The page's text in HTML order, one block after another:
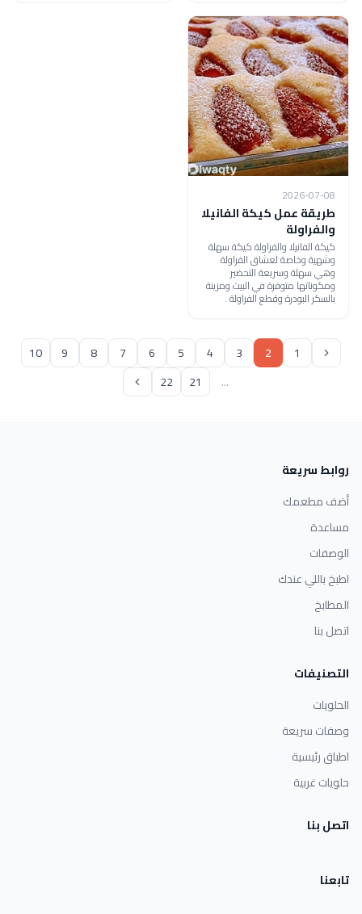
2026-07-08
طريقة عمل كيكة الفانيلا
والفراولة
كيكة الفانيلا والفراولة كيكة سهلة
وشهية وخاصة لعشاق الفراولة
وهي سهلة وسريعة التحضير
ومكوناتها متوفرة في البيت ومزينة
بالسكر البودرة وقطع الفراولة .
1
2
3
4
5
6
7
8
9
10
...
21
22
روابط سريعة
أضف مطعمك
مساعدة
الوصفات
اطبخ باللي عندك
المطابخ
اتصل بنا
التصنيفات
الحلويات
وصفات سريعة
اطباق رئيسية
حلويات غربية
اتصل بنا
تابعنا